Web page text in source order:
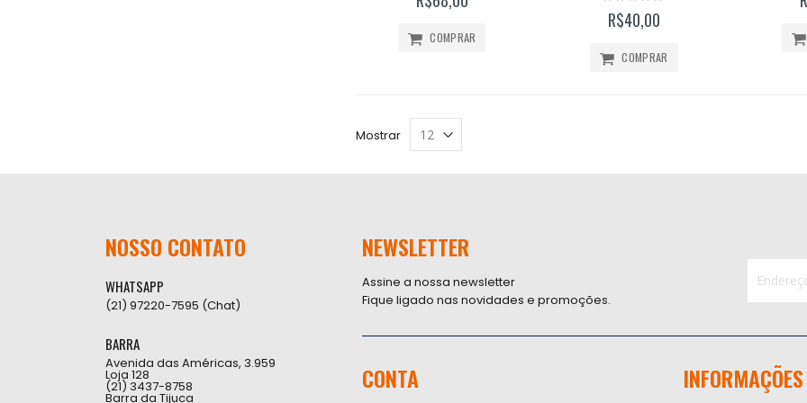
COMPRAR
0%
R$40,00
COMPRAR
Mostrar
NOSSO CONTATO
WHATSAPP
(21) 97220-7595 (Chat)
BARRA
Avenida das Américas, 3.959
Loja 128
(21) 3437-8758
Barra da Tijuca
NEWSLETTER
Assine a nossa newsletter
Fique ligado nas novidades e promoções.
nossa
Newsletter:
CONTA INFORMAÇÕES